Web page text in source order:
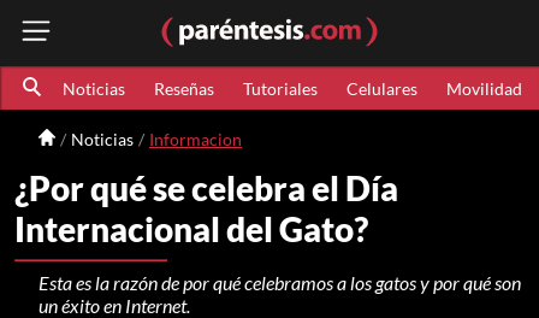
Noticias Reseñas Tutoriales Celulares Movilidad
Noticias Informacion
¿Por qué se celebra el Día
Internacional del Gato?
Esta es la razón de por qué celebramos a los gatos y por qué son
un éxito en Internet.